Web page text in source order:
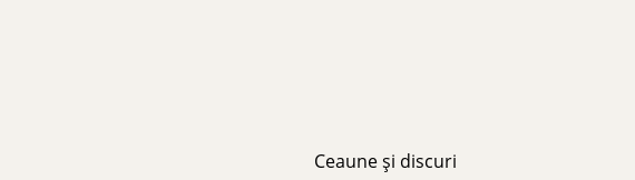
Ceaune și discuri